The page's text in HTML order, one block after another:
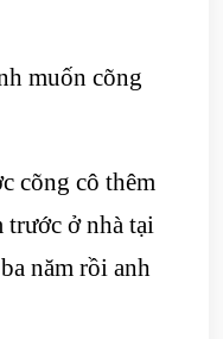
muốn cõng
cõng cô thêm
trước ở nhà tại
năm rồi anh